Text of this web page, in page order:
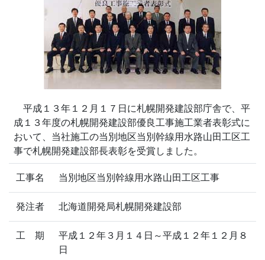
平成１３年１２月１７日に札幌開発建設部庁舎で、平
成１３年度の札幌開発建設部優良工事施工業者表彰式に
おいて、当社施工の当別地区当別幹線用水路山田工区工
事で札幌開発建設部長表彰を受賞しました。
工事名 当別地区当別幹線用水路山田工区工事
発注者 北海道開発局札幌開発建設部
工 期
平成１２年３月１４日～平成１２年１２月８
日